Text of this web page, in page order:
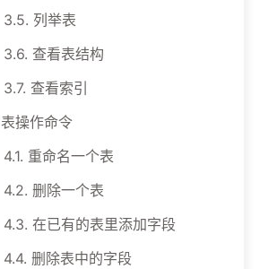
3.5. 列举表
3.6. 查看表结构
3.7. 查看索引
表操作命令
4.1. 重命名一个表
4.2. 删除一个表
4.3. 在已有的表里添加字段
4.4. 删除表中的字段